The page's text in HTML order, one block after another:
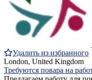
Удалить из избранного
London, United Kingdom
Требуются повара на